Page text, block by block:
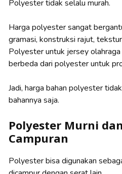
Polyester tidak selalu murah.
Harga polyester sangat
gramasi, konstruksi rajut,
Polyester untuk jersey
berbeda dari polyester untuk
Jadi, harga bahan polyester
bahannya saja.
Polyester Murni
Campuran
Polyester bisa digunakan